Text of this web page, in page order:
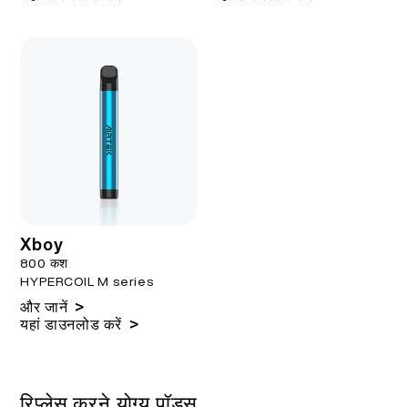
Xboy
800 कश
HYPERCOIL M series
और जानें >
यहां डाउनलोड करें >